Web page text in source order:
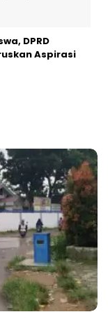
DPRD
Aspirasi